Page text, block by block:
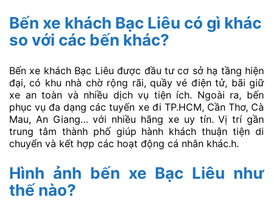
Bến xe khách Bạc Liêu có gì khác
so với các bến khác?
Bến xe khách Bạc Liêu được đầu tư cơ sở hạ tầng hiện
đại, có khu nhà chờ rộng rãi, quầy vé điện tử, bãi giữ
xe an toàn và nhiều dịch vụ tiện ích. Ngoài ra, bến
phục vụ đa dạng các tuyến xe đi TP.HCM, Cần Thơ, Cà
Mau, An Giang… với nhiều hãng xe uy tín. Vị trí gần
trung tâm thành phố giúp hành khách thuận tiện di
chuyển và kết hợp các hoạt động cá nhân khác.h.
Hình ảnh bến xe Bạc Liêu như
thế nào?